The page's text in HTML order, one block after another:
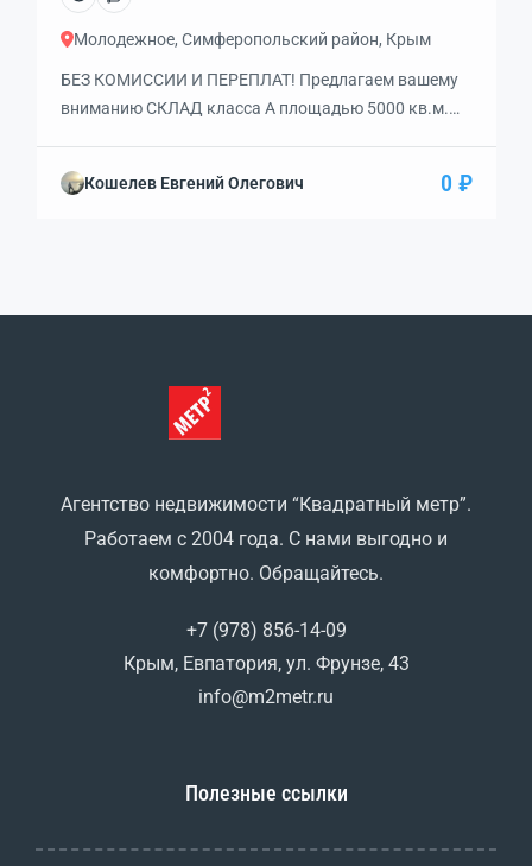
Молодежное, Симферопольский район, Крым
БЕЗ КОМИССИИ И ПЕРЕПЛАТ! Предлагаем вашему
вниманию СКЛАД класса А площадью 5000 кв.м.
возможностью размещения ОФИСА! Высокие
Кошелев Евгений Олегович 0 ₽
Агентство недвижимости “Квадратный метр”.
Работаем с 2004 года. С нами выгодно и
комфортно. Обращайтесь.
+7 (978) 856-14-09
Крым, Евпатория, ул. Фрунзе, 43
info@m2metr.ru
Полезные ссылки